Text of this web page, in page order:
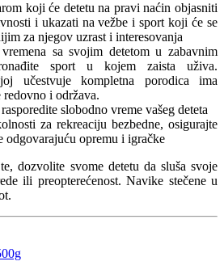
koji će detetu na pravi naćin objasniti
i ukazati na vežbe i sport koji će se
za njegov uzrast i interesovanja
sa svojim detetom u zabavnim
sport u kojem zaista uživa.
učestvuje kompletna porodica ima
redovno i održava.
slobodno vreme vašeg deteta
za rekreaciju bezbedne, osigurajte
odgovarajuću opremu i igračke
dozvolite svome detetu da sluša svoje
ili preopterećenost. Navike stečene u